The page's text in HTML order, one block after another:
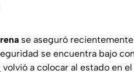
se aseguró
se encuentra bajo
volvió a colocar al estado en